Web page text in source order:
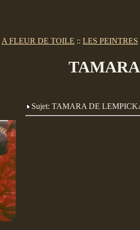
A FLEUR DE TOILE :: LES PEINTRES
Sujet: TAMARA DE